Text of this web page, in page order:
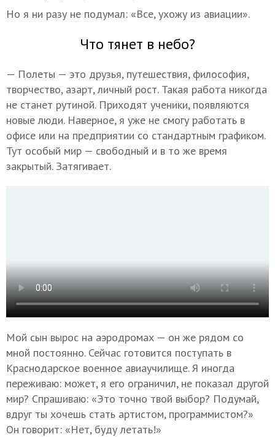
Но я ни разу не подумал: «Все, ухожу из авиации».
Что тянет в небо?
— Полеты — это друзья, путешествия, философия,
творчество, азарт, личный рост. Такая работа никогда
не станет рутиной. Приходят ученики, появляются
новые люди. Наверное, я уже не смогу работать в
офисе или на предприятии со стандартным графиком.
Тут особый мир — свободный и в то же время
закрытый. Затягивает.
Мой сын вырос на аэродромах — он же рядом со
мной постоянно. Сейчас готовится поступать в
Краснодарское военное авиаучилище. Я иногда
переживаю: может, я его ограничил, не показал другой
мир? Спрашиваю: «Это точно твой выбор? Подумай,
вдруг ты хочешь стать артистом, программистом?»
Он говорит: «Нет, буду летать!»